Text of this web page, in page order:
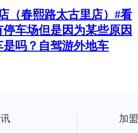
（春熙路太古里店）#看
停车场但是因为某些原因
是吗？自驾游外地车
加